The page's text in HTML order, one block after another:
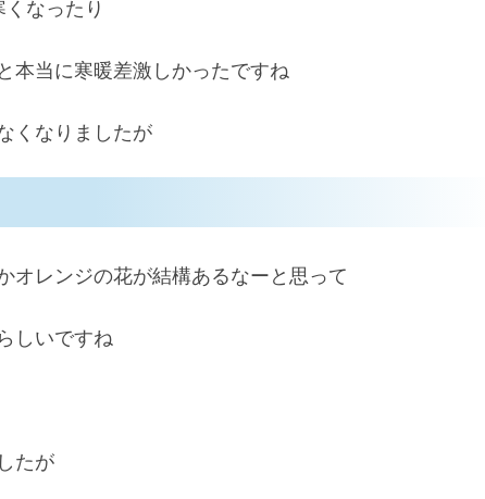
なったり
本当に寒暖差激しかったですね
くなりましたが
オレンジの花が結構あるなーと思って
しいですね
たが